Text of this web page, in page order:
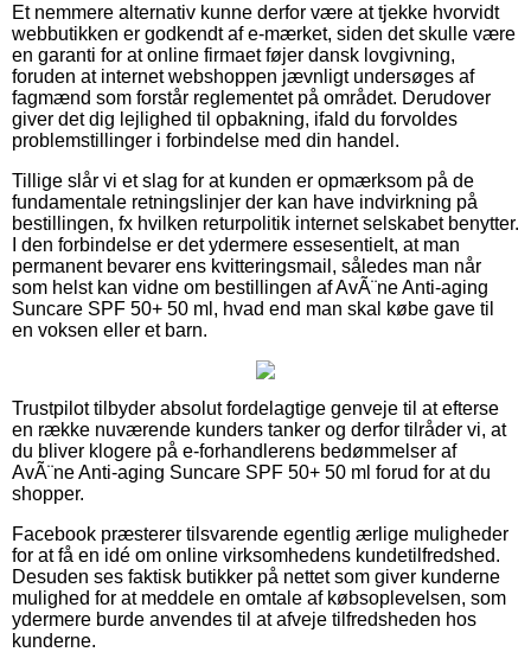
Et nemmere alternativ kunne derfor være at tjekke hvorvidt
webbutikken er godkendt af e-mærket, siden det skulle være
en garanti for at online firmaet føjer dansk lovgivning,
foruden at internet webshoppen jævnligt undersøges af
fagmænd som forstår reglementet på området. Derudover
giver det dig lejlighed til opbakning, ifald du forvoldes
problemstillinger i forbindelse med din handel.
Tillige slår vi et slag for at kunden er opmærksom på de
fundamentale retningslinjer der kan have indvirkning på
bestillingen, fx hvilken returpolitik internet selskabet benytter.
I den forbindelse er det ydermere essesentielt, at man
permanent bevarer ens kvitteringsmail, således man når
som helst kan vidne om bestillingen af AvÃ¨ne Anti-aging
Suncare SPF 50+ 50 ml, hvad end man skal købe gave til
en voksen eller et barn.
Trustpilot tilbyder absolut fordelagtige genveje til at efterse
en række nuværende kunders tanker og derfor tilråder vi, at
du bliver klogere på e-forhandlerens bedømmelser af
AvÃ¨ne Anti-aging Suncare SPF 50+ 50 ml forud for at du
shopper.
Facebook præsterer tilsvarende egentlig ærlige muligheder
for at få en idé om online virksomhedens kundetilfredshed.
Desuden ses faktisk butikker på nettet som giver kunderne
mulighed for at meddele en omtale af købsoplevelsen, som
ydermere burde anvendes til at afveje tilfredsheden hos
kunderne.